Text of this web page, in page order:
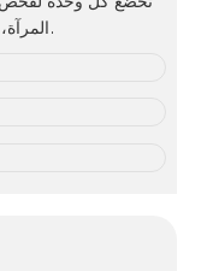
المرآة، ومتانة الحشوة، ودقة المقاس قبل التسليم.